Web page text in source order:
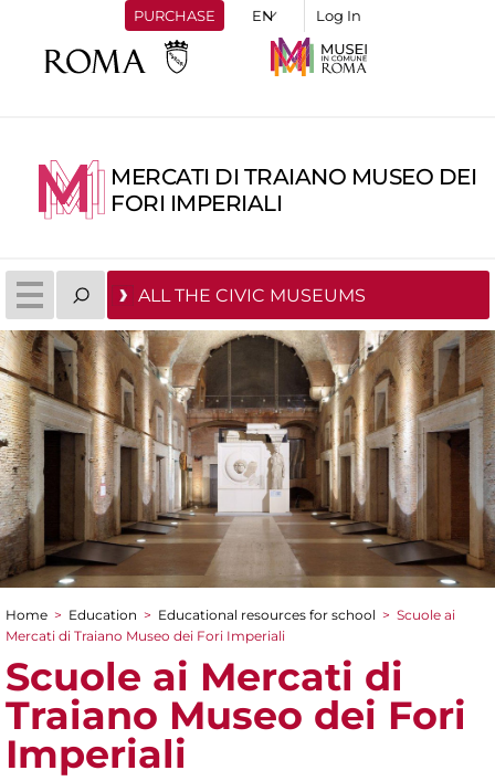
PURCHASE Log In
MERCATI DI TRAIANO MUSEO DEI
FORI IMPERIALI
ALL THE CIVIC MUSEUMS
You are here
Home > Education > Educational resources for school > Scuole ai
Mercati di Traiano Museo dei Fori Imperiali
Scuole ai Mercati di
Traiano Museo dei Fori
Imperiali